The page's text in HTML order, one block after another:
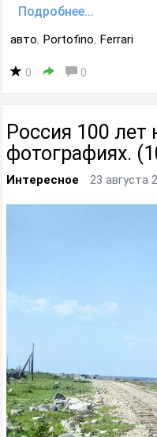
Подробнее...
авто, Portofino, Ferrari
0 0
Россия 100 лет
фотографиях.
Интересное 23 августа